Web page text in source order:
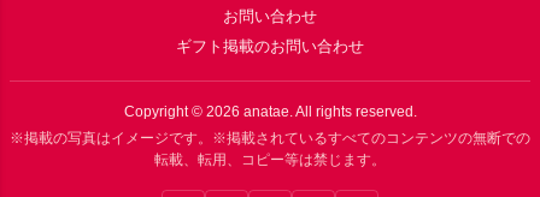
お問い合わせ
ギフト掲載のお問い合わせ
Copyright © 2026 anatae. All rights reserved.
※掲載の写真はイメージです。※掲載されているすべてのコンテンツの無断での
転載、転用、コピー等は禁じます。